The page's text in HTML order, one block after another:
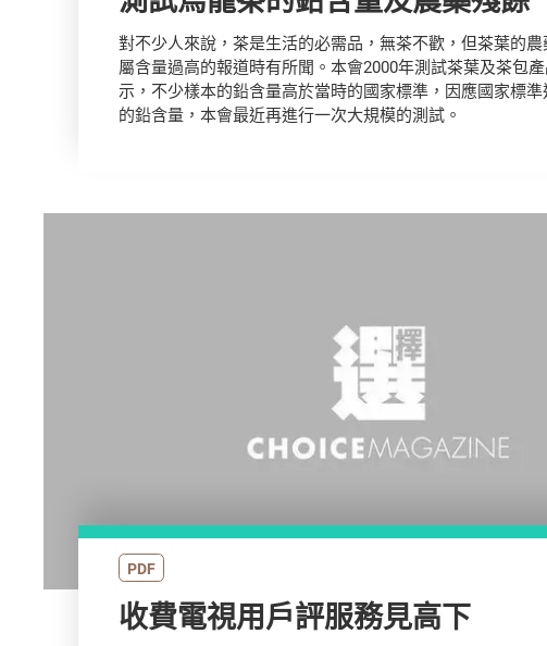
對不少人來說，茶是生活的必需品，無茶不歡，但茶葉的
屬含量過高的報道時有所聞。本會2000年測試茶葉及茶包
示，不少樣本的鉛含量高於當時的國家標準，因應國家標
的鉛含量，本會最近再進行一次大規模的測試。
PDF
收費電視用戶評服務見高下